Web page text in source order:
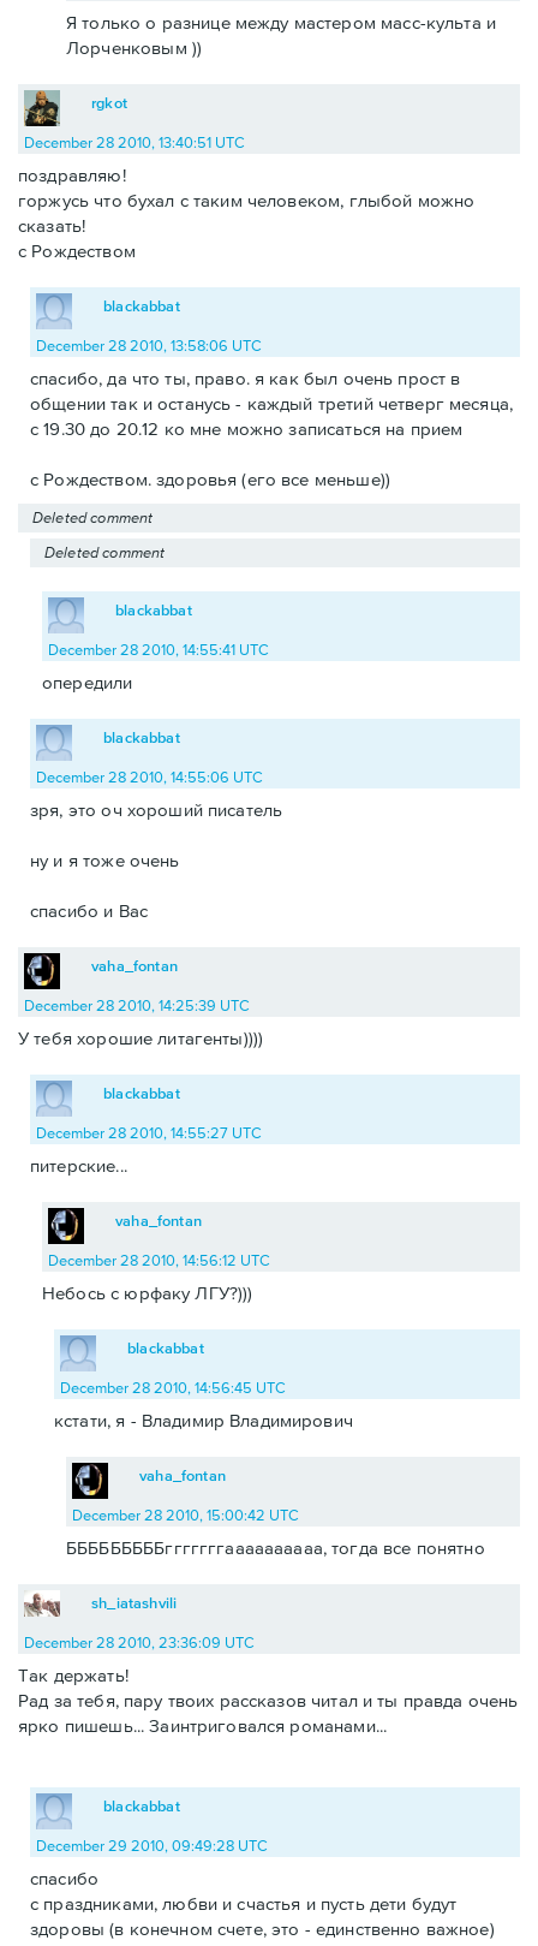
Я только о разнице между мастером масс-культа и
Лорченковым ))
rgkot
December 28 2010, 13:40:51 UTC
поздравляю!
горжусь что бухал с таким человеком, глыбой можно
сказать!
с Рождеством
blackabbat
December 28 2010, 13:58:06 UTC
спасибо, да что ты, право. я как был очень прост в
общении так и останусь - каждый третий четверг месяца,
с 19.30 до 20.12 ко мне можно записаться на прием
с Рождеством. здоровья (его все меньше))
Deleted comment
Deleted comment
blackabbat
December 28 2010, 14:55:41 UTC
опередили
blackabbat
December 28 2010, 14:55:06 UTC
зря, это оч хороший писатель
ну и я тоже очень
спасибо и Вас
vaha_fontan
December 28 2010, 14:25:39 UTC
У тебя хорошие литагенты))))
blackabbat
December 28 2010, 14:55:27 UTC
питерские...
vaha_fontan
December 28 2010, 14:56:12 UTC
Небось с юрфаку ЛГУ?)))
blackabbat
December 28 2010, 14:56:45 UTC
кстати, я - Владимир Владимирович
vaha_fontan
December 28 2010, 15:00:42 UTC
БББББББББгггггггаааааааааа, тогда все понятно
sh_iatashvili
December 28 2010, 23:36:09 UTC
Так держать!
Рад за тебя, пару твоих рассказов читал и ты правда очень
ярко пишешь... Заинтриговался романами...
blackabbat
December 29 2010, 09:49:28 UTC
спасибо
с праздниками, любви и счастья и пусть дети будут
здоровы (в конечном счете, это - единственно важное)